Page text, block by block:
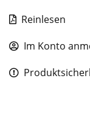
Reinlesen
Im Konto